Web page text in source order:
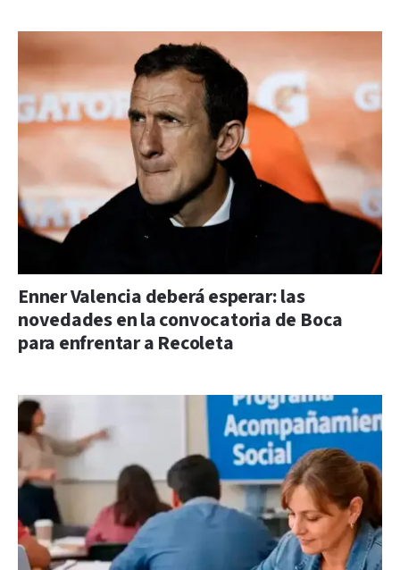
Enner Valencia deberá esperar: las
novedades en la convocatoria de Boca
para enfrentar a Recoleta